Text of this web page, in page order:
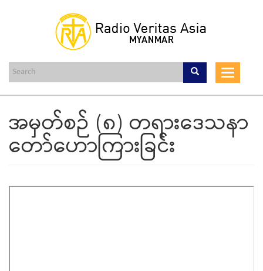
content
Toggle
အမှတ်စဉ် (၈) တရားဒေသနာ
တော်ဟောကြားခြင်း